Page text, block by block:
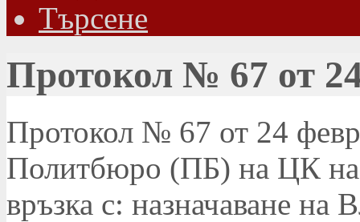
Търсене
Протокол № 67 от
Протокол № 67 от 24
Политбюро (ПБ) на ЦК на
връзка с: назначаване на